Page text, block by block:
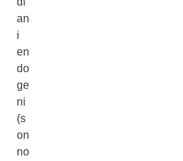
an
i
en
do
ge
ni
(s
on
no